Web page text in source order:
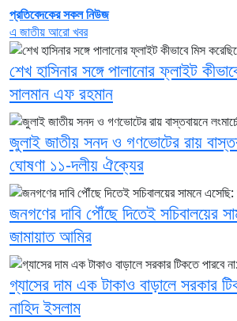
প্রতিবেদকের সকল নিউজ
এ জাতীয় আরো খবর
শেখ হাসিনার সঙ্গে পালানোর ফ্লাইট
সালমান এফ রহমান
জুলাই জাতীয় সনদ ও গণভোটের রায়
ঘোষণা ১১-দলীয় ঐক্যের
জনগণের দাবি পৌঁছে দিতেই সচিবালয়ের
জামায়াত আমির
গ্যাসের দাম এক টাকাও বাড়ালে সরকার
নাহিদ ইসলাম